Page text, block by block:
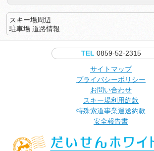
スキー場周辺
駐車場 道路情報
TEL0859-52-2315
サイトマップ
プライバシーポリシー
お問い合わせ
スキー場利用約款
特殊索道事業運送約款
安全報告書